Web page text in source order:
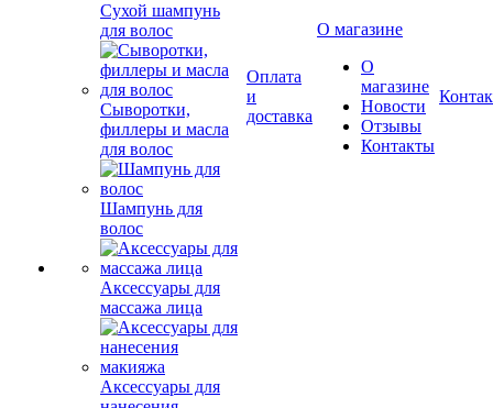
Сухой шампунь
для волос
Сыворотки,
филлеры и масла
для волос
Шампунь для
волос
Аксессуары для
массажа лица
Аксессуары для
доставка
магазине
Новости
Отзывы
Контакты